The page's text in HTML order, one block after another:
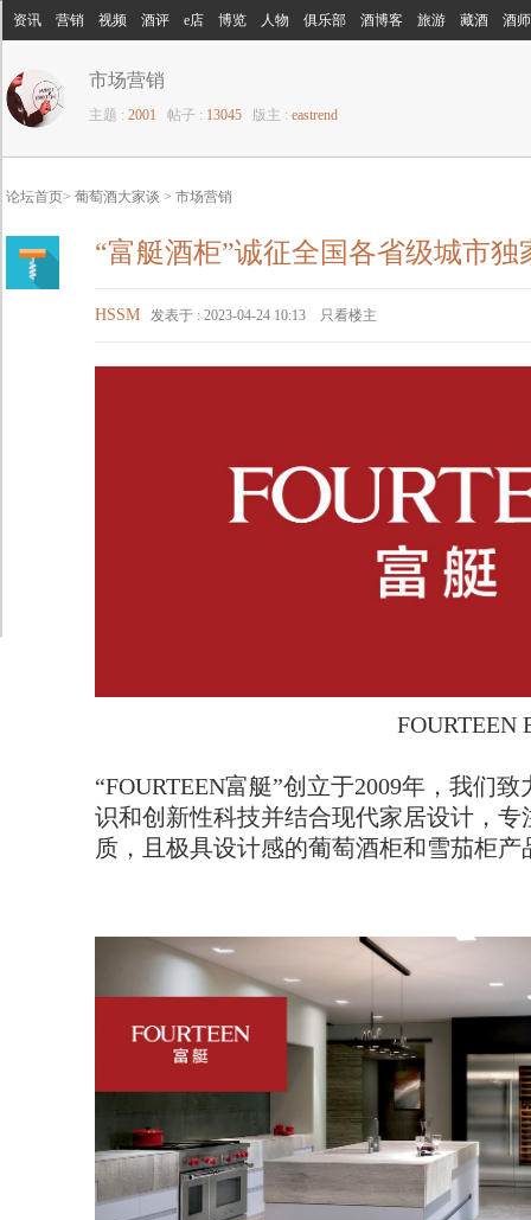
资讯 营销 视频 酒评 e店 博览 人物 俱乐部 酒博客 旅游 藏酒 酒师
市场营销
主题 : 2001 帖子 : 13045 版主 : eastrend
论坛首页> 葡萄酒大家谈 > 市场营销
“富艇酒柜”诚征全国各省级城市独
HSSM 发表于 : 2023-04-24 10:13 只看楼主
FOURTEEN BRAND
“FOURTEEN富艇”创立于2009年，我们
识和创新性科技并结合现代家居设计，
质，且极具设计感的葡萄酒柜和雪茄柜产
字体
字号